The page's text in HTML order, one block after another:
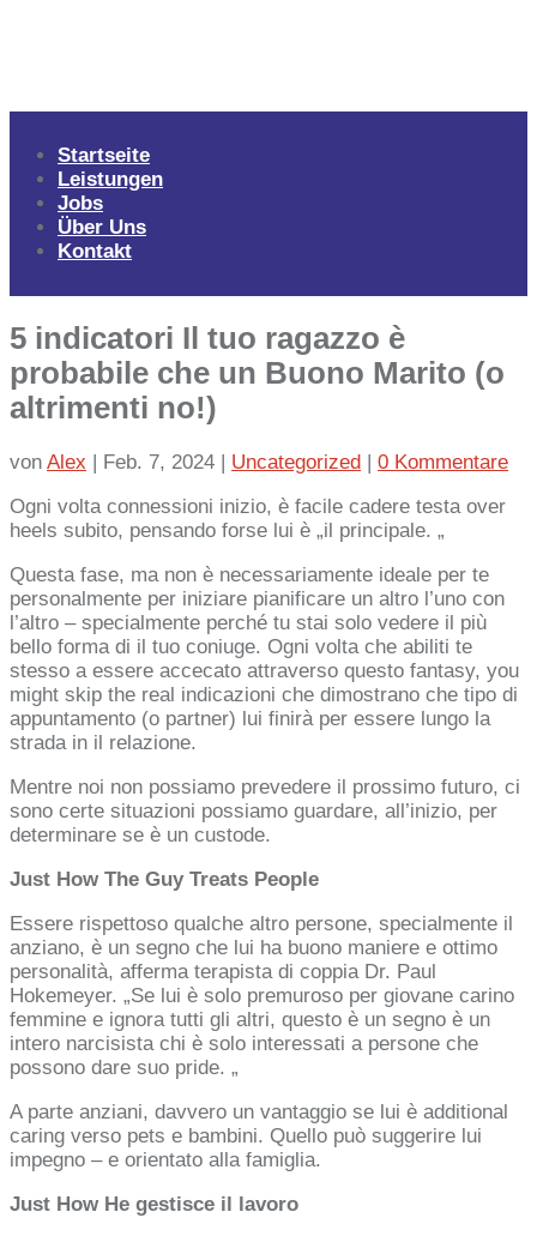
Startseite
Leistungen
Jobs
Über Uns
Kontakt
5 indicatori Il tuo ragazzo è
probabile che un Buono Marito (o
altrimenti no!)
von Alex Feb. 7, 2024 Uncategorized
0 Kommentare
Ogni volta connessioni inizio, è facile cadere testa over
heels subito, pensando forse lui è „il principale. „
Questa fase, ma non è necessariamente ideale per te
personalmente per iniziare pianificare un altro l’uno con
l’altro – specialmente perché tu stai solo vedere il più
bello forma di il tuo coniuge. Ogni volta che abiliti te
stesso a essere accecato attraverso questo fantasy, you
might skip the real indicazioni che dimostrano che tipo di
appuntamento (o partner) lui finirà per essere lungo la
strada in il relazione.
Mentre noi non possiamo prevedere il prossimo futuro, ci
sono certe situazioni possiamo guardare, all’inizio, per
determinare se è un custode.
Just How The Guy Treats People
Essere rispettoso qualche altro persone, specialmente il
anziano, è un segno che lui ha buono maniere e ottimo
personalità, afferma terapista di coppia Dr. Paul
Hokemeyer. „Se lui è solo premuroso per giovane carino
femmine e ignora tutti gli altri, questo è un segno è un
intero narcisista chi è solo interessati a persone che
possono dare suo pride. „
A parte anziani, davvero un vantaggio se lui è additional
caring verso pets e bambini. Quello può suggerire lui
impegno – e orientato alla famiglia.
Just How He gestisce il lavoro